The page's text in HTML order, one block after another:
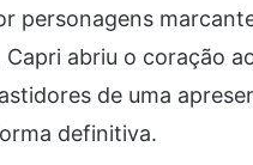
personagens
Capri abriu o coração
de uma
definitiva.